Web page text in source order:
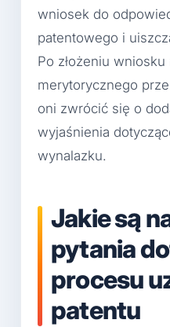
wniosek do
patentowego i
Po złożeniu
merytorycznego
oni zwrócić się o
wyjaśnienia
wynalazku.
Jakie są
pytania
procesu
patentu